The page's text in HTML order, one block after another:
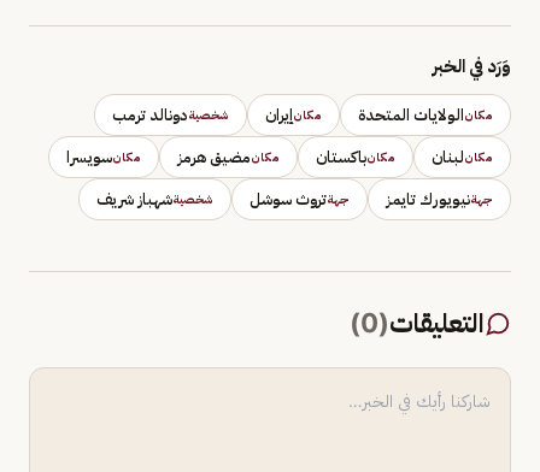
وَرَد في الخبر
مكانالولايات المتحدة مكانإيران شخصيةدونالد ترمب
مكانلبنان مكانباكستان مكانمضيق هرمز مكانسويسرا
جهةنيويورك تايمز جهةتروث سوشل شخصيةشهباز شريف
التعليقات(
0
)